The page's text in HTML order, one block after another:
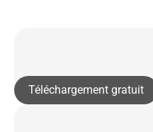
Téléchargement gratuit